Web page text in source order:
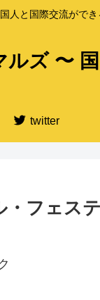
人と国際交流がで
ズ 〜
twitter
・フェス